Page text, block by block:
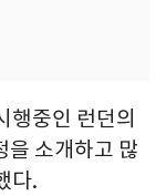
행중인 런던의
을 소개하고 많
다.